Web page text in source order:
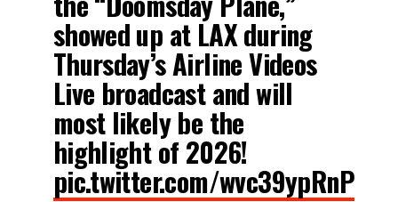
showed up at LAX during
Thursday’s Airline Videos
Live broadcast and will
most likely be the
highlight of 2026!
pic.twitter.com/wvc39ypRnP